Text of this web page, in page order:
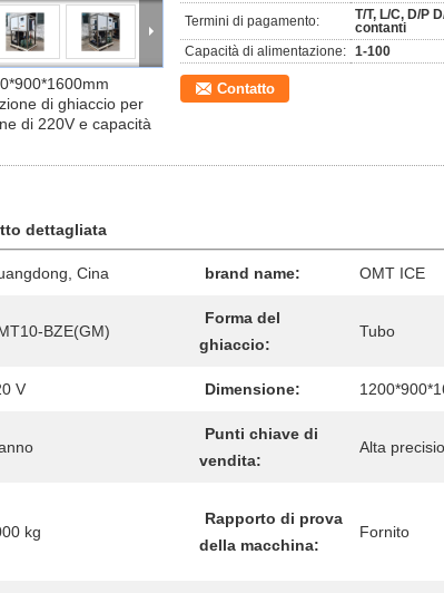
di ghiaccio per
di 220V e capacità
Termini di pagamento:
T/T, L/C, D/P
contanti
Capacità di alimentazione: 1-100
Contatto
dettagliata
Cina brand name: OMT ICE
BZE(GM)
Forma del
ghiaccio:
Tubo
V Dimensione:
Punti chiave di
vendita:
Alta
kg
Rapporto di prova
della macchina:
Fornito